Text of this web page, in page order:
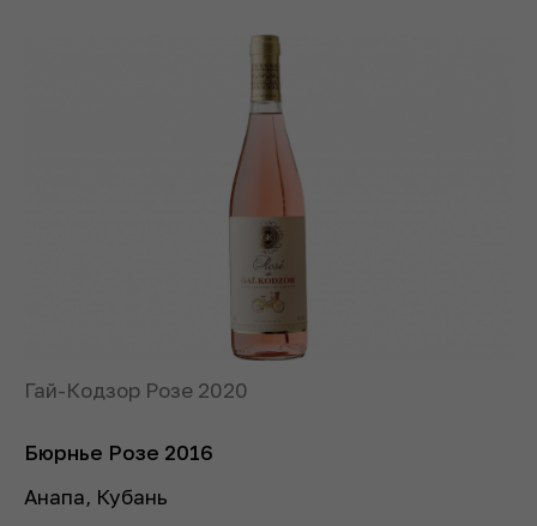
Гай-Кодзор Розе 2020
Бюрнье Розе 2016
Анапа, Кубань